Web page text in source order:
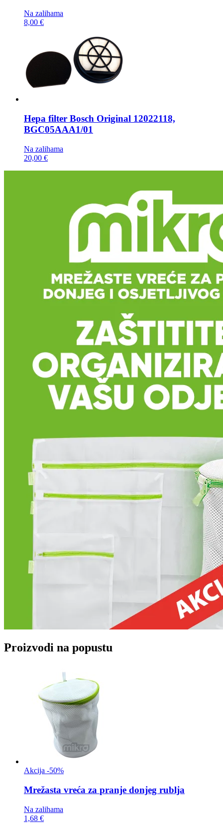
Na zalihama
8,00 €
Hepa filter Bosch Original 12022118,
BGC05AAA1/01
Na zalihama
20,00 €
Proizvodi na popustu
Akcija -50%
Mrežasta vreća za pranje donjeg rublja
Na zalihama
1,68 €